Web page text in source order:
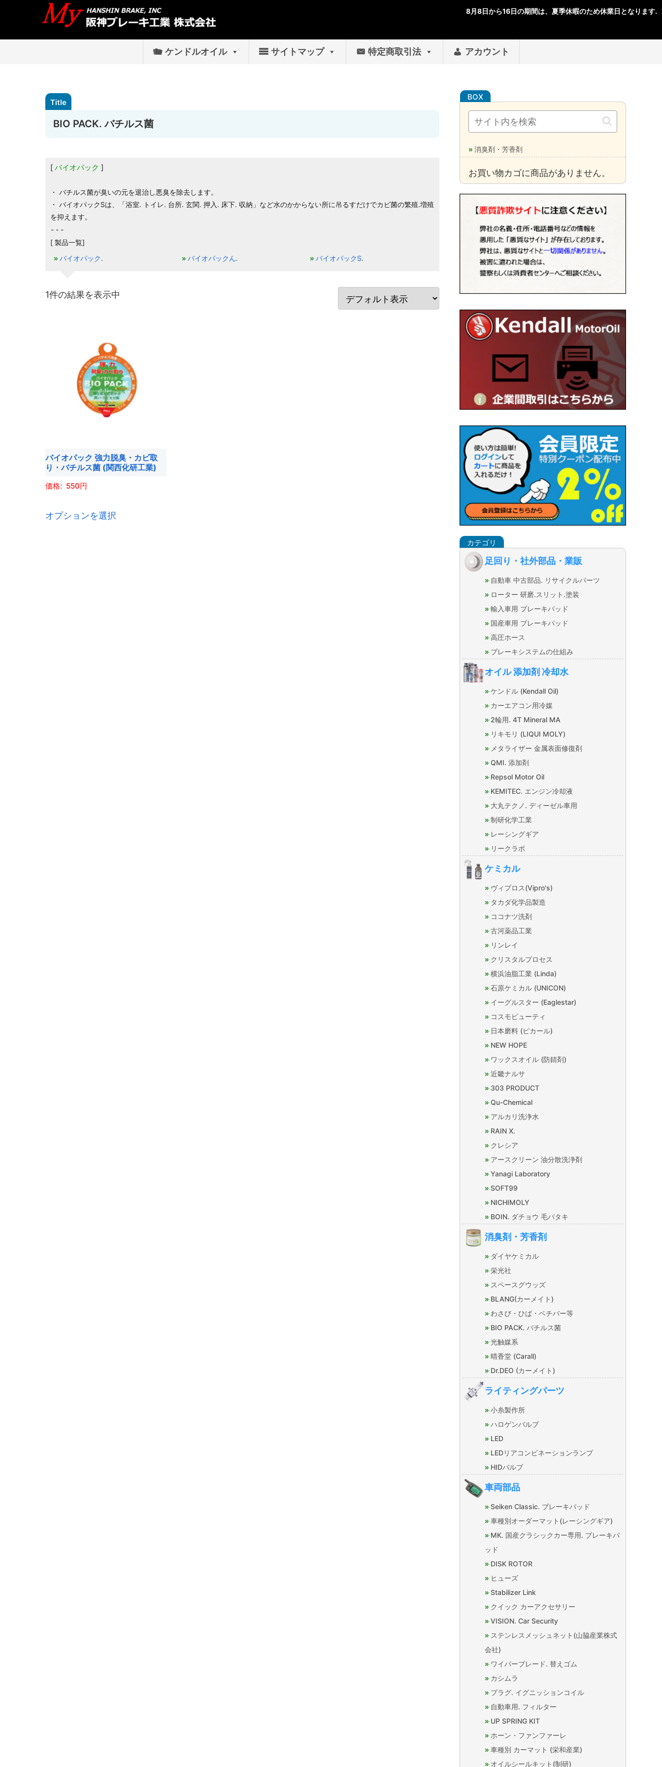
ケンドルオイル サイトマップ 特定商取引法 アカウント
BIO PACK. バチルス菌
バイオパック
・ バチルス菌が臭いの元を退治し悪臭を除去します。
・ バイオパックSは、「浴室. トイレ. 台所. 玄関. 押入. 床下. 収納」など水のかからない所に吊るすだけでカビ菌の繁殖.増殖
を抑えます。
[ 製品一覧]
バイオパック
バイオパックん バイオパックS
1件の結果を表示中
バイオパック 強力脱臭・カビ取
り・バチルス菌 (関西化研工業)
550
オプションを選択の
消臭剤・芳香剤
お買い物カゴに商品がありません。
足回り・社外部品・業販
自動車 中古部品. リサイクルパーツ
ローター 研磨.スリット.塗装
輸入車用 ブレーキパッド
国産車用 ブレーキパッド
高圧ホース
ブレーキシステムの仕組み
オイル 添加剤 冷却水
ケンドル (Kendall Oil)
カーエアコン用冷媒
2輪用. 4T Mineral MA
リキモリ (LIQUI MOLY)
メタライザー 金属表面修復剤
QMI. 添加剤
Repsol Motor Oil
KEMITEC. エンジン冷却液
大丸テクノ. ディーゼル車用
制研化学工業
レーシングギア
リークラボ
ケミカル
ヴィプロス(Vipro's)
タカダ化学品製造
ココナツ洗剤
古河薬品工業
リンレイ
クリスタルプロセス
横浜油脂工業 (Linda)
石原ケミカル (UNICON)
イーグルスター (Eaglestar)
コスモビューティ
日本磨料 (ピカール)
NEW HOPE
ワックスオイル (防錆剤)
近畿ナルサ
303 PRODUCT
Qu-Chemical
アルカリ洗浄水
RAIN X.
クレシア
アースクリーン 油分散洗浄剤
Yanagi Laboratory
SOFT99
NICHIMOLY
BOIN. ダチョウ 毛バタキ
消臭剤・芳香剤
ダイヤケミカル
栄光社
スペースグウッズ
BLANG(カーメイト)
わさび・ひば・ベチバー等
BIO PACK. バチルス菌
光触媒系
晴香堂 (Carall)
Dr.DEO (カーメイト)
ライティングパーツ
小糸製作所
ハロゲンバルブ
LED
LEDリアコンビネーションランプ
HIDバルブ
車両部品
Seiken Classic. ブレーキパッド
車種別オーダーマット(レーシングギア)
MK. 国産クラシックカー専用. ブレーキパ
ッド
DISK ROTOR
ヒューズ
Stabilizer Link
クイック カーアクセサリー
VISION. Car Security
ステンレスメッシュネット(山脇産業株式
会社)
ワイパーブレード. 替えゴム
カシムラ
プラグ. イグニッションコイル
自動車用. フィルター
UP SPRING KIT
ホーン・ファンファーレ
車種別 カーマット (栄和産業)
オイルシールキット(制研)